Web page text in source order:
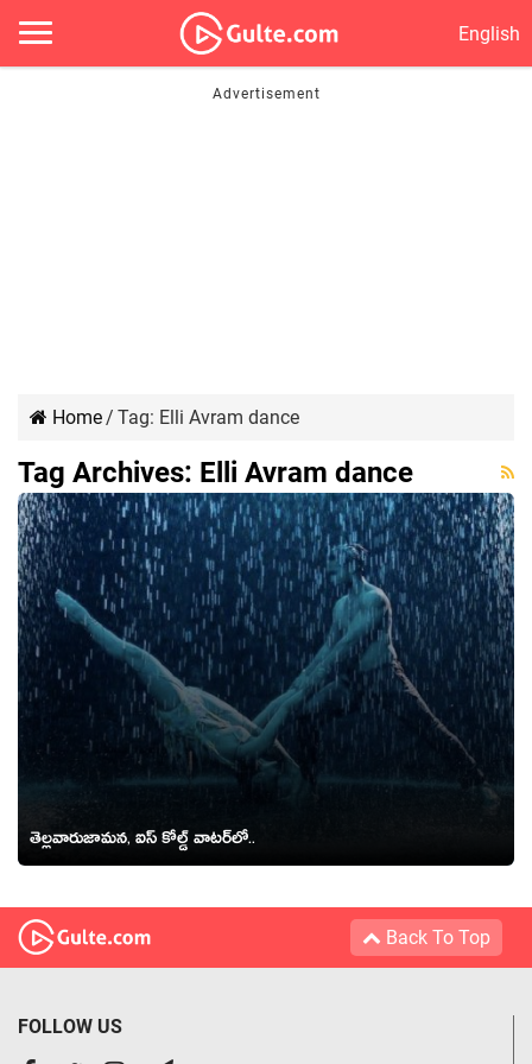
English
Home/ Tag: Elli Avram dance
Tag Archives: Elli Avram dance
తెల్లవారుజామన, ఐస్ కోల్డ్ వాటర్‌లో..
Back To Top
FOLLOW US